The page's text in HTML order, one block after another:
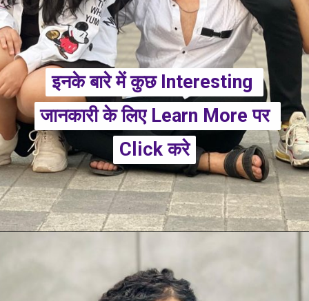
इनके बारे में कुछ Interesting
जानकारी के लिए Learn More पर
Click करे
इनके बारे में कुछ Interesting
जानकारी के लिए Learn More पर
Click करे